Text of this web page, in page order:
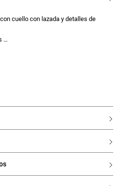
cuello con lazada y detalles de
el escote
aplicado
el lateral
34